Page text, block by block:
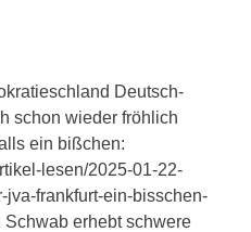
Deutsch-
schon wieder fröhlich
ein bißchen:
lesen/2025-01-22-
frankfurt-ein-bisschen-
erhebt schwere